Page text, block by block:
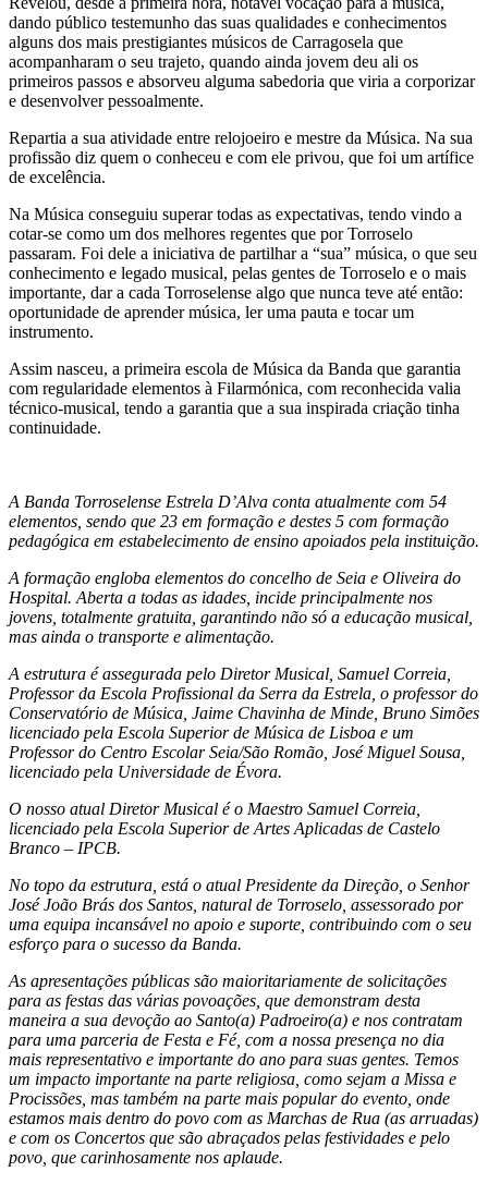
dando público testemunho das suas qualidades e conhecimentos
alguns dos mais prestigiantes músicos de Carragosela que
acompanharam o seu trajeto, quando ainda jovem deu ali os
primeiros passos e absorveu alguma sabedoria que viria a corporizar
e desenvolver pessoalmente.
Repartia a sua atividade entre relojoeiro e mestre da Música. Na sua
profissão diz quem o conheceu e com ele privou, que foi um artífice
de excelência.
Na Música conseguiu superar todas as expectativas, tendo vindo a
cotar-se como um dos melhores regentes que por Torroselo
passaram. Foi dele a iniciativa de partilhar a “sua” música, o que seu
conhecimento e legado musical, pelas gentes de Torroselo e o mais
importante, dar a cada Torroselense algo que nunca teve até então:
oportunidade de aprender música, ler uma pauta e tocar um
instrumento.
Assim nasceu, a primeira escola de Música da Banda que garantia
com regularidade elementos à Filarmónica, com reconhecida valia
técnico-musical, tendo a garantia que a sua inspirada criação tinha
continuidade.
A Banda Torroselense Estrela D’Alva conta atualmente com 54
elementos, sendo que 23 em formação e destes 5 com formação
pedagógica em estabelecimento de ensino apoiados pela instituição.
A formação engloba elementos do concelho de Seia e Oliveira do
Hospital. Aberta a todas as idades, incide principalmente nos
jovens, totalmente gratuita, garantindo não só a educação musical,
mas ainda o transporte e alimentação.
A estrutura é assegurada pelo Diretor Musical, Samuel Correia,
Professor da Escola Profissional da Serra da Estrela, o professor do
Conservatório de Música, Jaime Chavinha de Minde, Bruno Simões
licenciado pela Escola Superior de Música de Lisboa e um
Professor do Centro Escolar Seia/São Romão, José Miguel Sousa,
licenciado pela Universidade de Évora.
O nosso atual Diretor Musical é o Maestro Samuel Correia,
licenciado pela Escola Superior de Artes Aplicadas de Castelo
Branco – IPCB.
No topo da estrutura, está o atual Presidente da Direção, o Senhor
José João Brás dos Santos, natural de Torroselo, assessorado por
uma equipa incansável no apoio e suporte, contribuindo com o seu
esforço para o sucesso da Banda.
As apresentações públicas são maioritariamente de solicitações
para as festas das várias povoações, que demonstram desta
maneira a sua devoção ao Santo(a) Padroeiro(a) e nos contratam
para uma parceria de Festa e Fé, com a nossa presença no dia
mais representativo e importante do ano para suas gentes. Temos
um impacto importante na parte religiosa, como sejam a Missa e
Procissões, mas também na parte mais popular do evento, onde
estamos mais dentro do povo com as Marchas de Rua (as arruadas)
e com os Concertos que são abraçados pelas festividades e pelo
povo, que carinhosamente nos aplaude.